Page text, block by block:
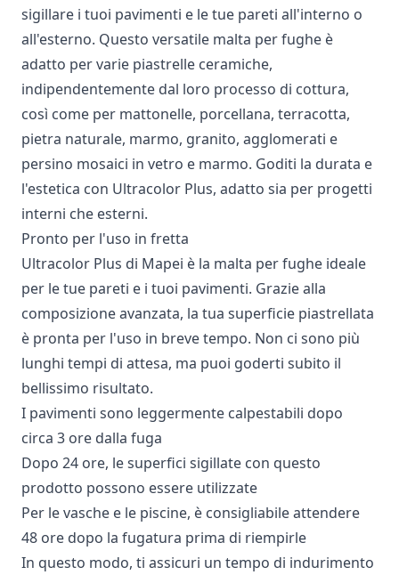
sigillare i tuoi pavimenti e le tue pareti all'interno o
all'esterno. Questo versatile malta per fughe è
adatto per varie piastrelle ceramiche,
indipendentemente dal loro processo di cottura,
così come per mattonelle, porcellana, terracotta,
pietra naturale, marmo, granito, agglomerati e
persino mosaici in vetro e marmo. Goditi la durata e
l'estetica con Ultracolor Plus, adatto sia per progetti
interni che esterni.
Pronto per l'uso in fretta
Ultracolor Plus di Mapei è la malta per fughe ideale
per le tue pareti e i tuoi pavimenti. Grazie alla
composizione avanzata, la tua superficie piastrellata
è pronta per l'uso in breve tempo. Non ci sono più
lunghi tempi di attesa, ma puoi goderti subito il
bellissimo risultato.
I pavimenti sono leggermente calpestabili dopo
circa 3 ore dalla fuga
Dopo 24 ore, le superfici sigillate con questo
prodotto possono essere utilizzate
Per le vasche e le piscine, è consigliabile attendere
48 ore dopo la fugatura prima di riempirle
In questo modo, ti assicuri un tempo di indurimento